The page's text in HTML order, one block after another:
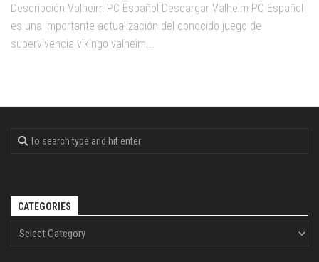
Descripción Valheim PC Español Descargar Valheim PC Español
es una importante actualización del conocido juego de
supervivencia vikingo valheim...
CATEGORIES